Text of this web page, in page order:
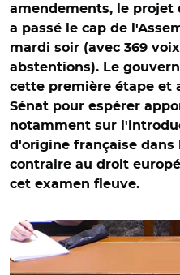
amendements, le projet
a passé le cap de
mardi soir (avec 369
abstentions). Le
cette première étape et
Sénat pour espérer
notamment sur
d'origine française
contraire au droit
cet examen fleuve.
© Capture vidéo Assemblée